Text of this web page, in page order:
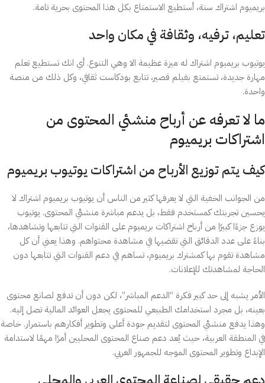
بريميوم اشتراك سنة، أستطيع الاستمتاع بكل هذا المحتوى بحرية تامة.
تعليم، ترفيه، وثقافة في مكان واحد
يوتيوب بريميوم اشتراك له ميزة عظيمة الا وهي التنوع. أي انك تستطيع تعلم
مهارة جديدة، تستمتع بفيلم قصير، تتابع بودكاست ثقافي، وكل ذلك من منصة
واحدة.
ما لا تعرفه عن أرباح منشئي المحتوى من
اشتراكات بريميوم
كيف يتم توزيع الأرباح من اشتراكات يوتيوب بريميوم
من الجوانب الخفية التي لا يعرفها كثير من الناس أن يوتيوب بريميوم اشتراك لا
يحسين تجربتك كمستخدم فقط، بل يدعم مباشرة منشئي المحتوى. يوتيوب
يوزع جزءًا كبيرًا من أرباح اشتراكات بريميوم على القنوات التي تتابعها وتشاهدها،
بناءً على عدد الدقائق التي تقضيها في مشاهدة محتواهم. وهذا يعني أن كل
مشاهدة تقوم بها كمشترك بريميوم، تساهم في دعم القنوات التي تتابعها دون
الحاجة لمشاهدتك للإعلانات.
الأمر يشبه إلى حد كبير فكرة “الدعم المباشر”، لكن دون أن تدفع لصانع محتوى
بعينه، بل مجرد استخدامك الطبيعي للمحتوى يجعل العوائد المالية تصل إليه.
وهذا يدفع منشئي المحتوى لتقديم جودة أعلى وتطوير أفكارهم باستمرار. خاصة
في المنطقة العربية، حيث يُعد دعم صناع المحتوى المحليين أمرًا مهمًا لاستدامة
الإبداع وتطوير المحتوى الموجه للجمهور العربي.